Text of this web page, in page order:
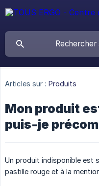
Articles sur : Produits
Mon produit
puis-je
Un produit indisponible est
pastille rouge et à la